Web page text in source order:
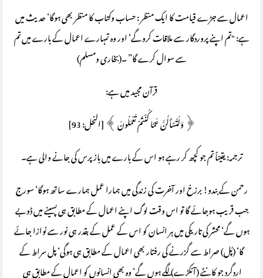
اعمال سے جڑے قیامت کا ایک منظر : حساب وکتاب کا منظر بھی ہوگا‘ حدیث میں
ہے: "تم اپنے پروردگار سے ملاقات کروگے‘ اور وہ تمہارے اعمال کے بارے میں تم
سے سوال کرے گا” ۔(بخاری ومسلم)
قرآن مجید میں ہے:
﴿ وَلَتُسْأَلُنَّ عَمَّا كُنْتُمْ تَعْمَلُونَ ﴾ [النحل: 93]
ترجمہ: یقیناً تم جو کچھ کر رہے ہو اس کے بارے میں باز پرس کی جانے والی ہے۔
رحمن کے بندو! برزخ اور آخرت کی زندگی میں ہمارا عمل ہمارے ساتھ ہوگا‘ سورج
جب قریب ہوجائے گا تو اس وقت لوگ اپنے اعمال کے مطابق ہی پسینے میں ڈوبے
ہوں گے‘ محشر کی تاریکی میں ہر انسان کو اس کے عمل کے بقدر ہی نور سے نوازا جائے
گا‘ (پُل) صراط سے گزرنے کی رفتار بھی اعمال کے مطابق ہی ہوگی‘ پل سراط کے